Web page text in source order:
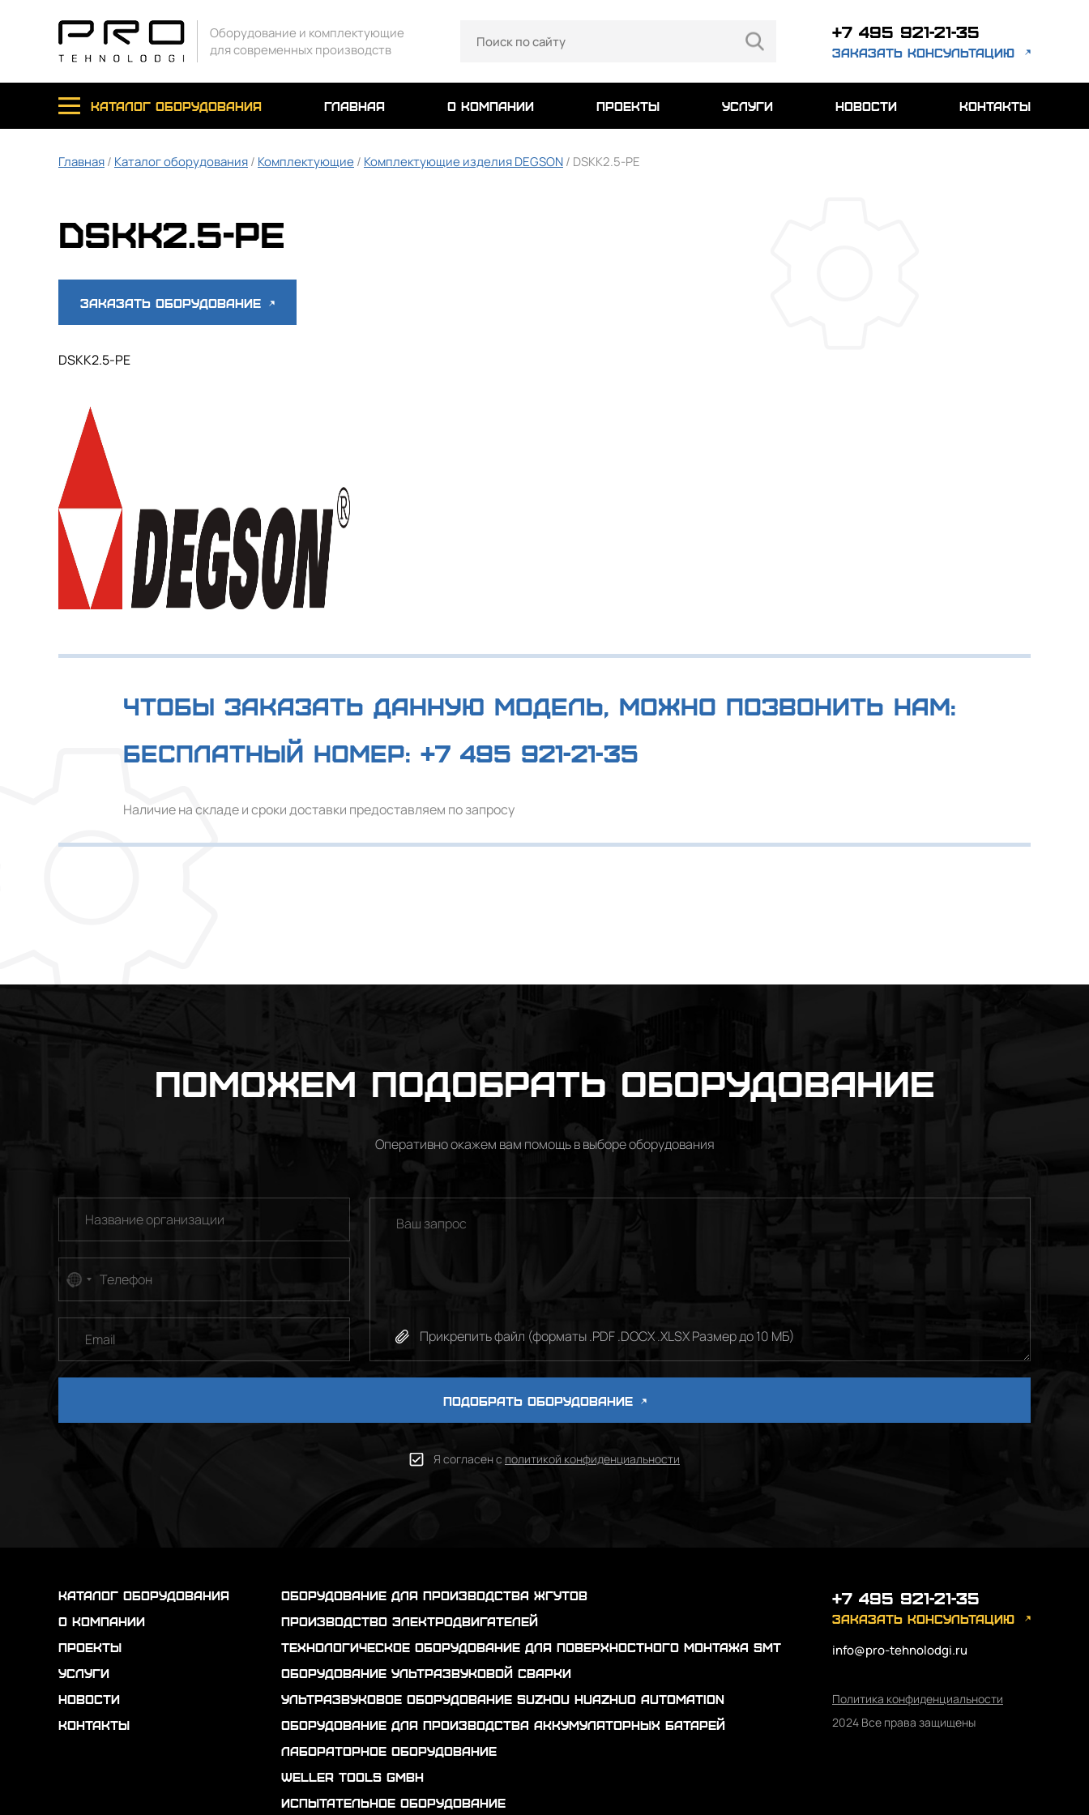
Оборудование и комплектующие
для современных производств
+7 495 921-21-35
заказать консультацию
каталог оборудования главная о компании проекты услуги новости контакты
Главная/ Каталог оборудования/ Комплектующие/ Комплектующие изделия DEGSON/ DSKK2.5-PE
DSKK2.5-PE
Заказать оборудование
DSKK2.5-PE
Чтобы заказать данную модель, можно позвонить нам:
Бесплатный номер: +7 495 921-21-35
Наличие на складе и сроки доставки предоставляем по запросу
Поможем подобрать оборудование
Оперативно окажем вам помощь в выборе оборудования
No
Прикрепить файл (форматы .PDF .DOCX .XLSX Размер до 10 МБ)
ПОДОБРАТЬ ОБОРУДОВАНИЕ
Я согласен с политикой конфиденциальности
каталог оборудования
о компании
проекты
услуги
новости
контакты
Оборудование для производства жгутов
Производство электродвигателей
Технологическое оборудование для поверхностного монтажа SMT
Оборудование ультразвуковой сварки
Ультразвуковое оборудование Suzhou Huazhuo automation
Оборудование для производства аккумуляторных батарей
Лабораторное оборудование
Weller Tools GmbH
Испытательное оборудование
+7 495 921-21-35
заказать консультацию
info@pro-tehnolodgi.ru
Политика конфиденциальности
2024 Все права защищены